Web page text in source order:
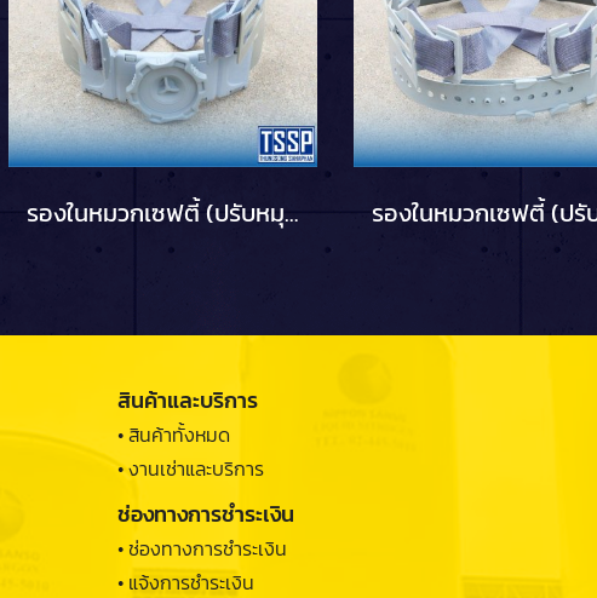
รองในหมวกเซฟตี้ (ปรับหมุน)
สินค้าและบริการ
• สินค้าทั้งหมด
• งานเช่าและบริการ
ช่องทางการชำระเงิน
• ช่องทางการชำระเงิน
• แจ้งการชำระเงิน